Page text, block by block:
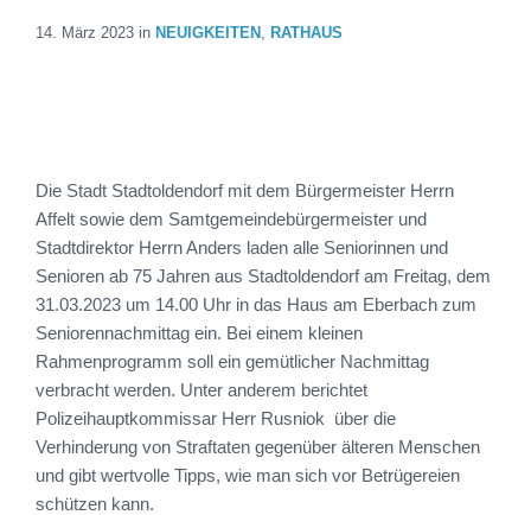
14. März 2023 in NEUIGKEITEN , RATHAUS
Die Stadt Stadtoldendorf mit dem Bürgermeister Herrn
Affelt sowie dem Samtgemeindebürgermeister und
Stadtdirektor Herrn Anders laden alle Seniorinnen und
Senioren ab 75 Jahren aus Stadtoldendorf am Freitag, dem
31.03.2023 um 14.00 Uhr in das Haus am Eberbach zum
Seniorennachmittag ein. Bei einem kleinen
Rahmenprogramm soll ein gemütlicher Nachmittag
verbracht werden. Unter anderem berichtet
Polizeihauptkommissar Herr Rusniok über die
Verhinderung von Straftaten gegenüber älteren Menschen
und gibt wertvolle Tipps, wie man sich vor Betrügereien
schützen kann.